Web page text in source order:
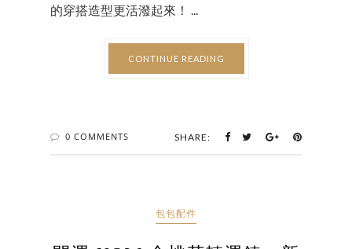
的穿搭造型更活潑起來！ ...
CONTINUE READING
0 COMMENTS SHARE:
包包配件